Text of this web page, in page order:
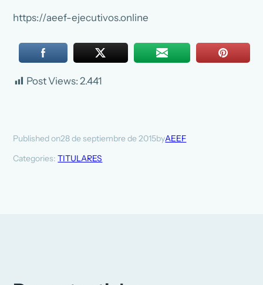
https://aeef-ejecutivos.online
Post Views: 2.441
Published on28 de septiembre de 2015byAEEF
Categories:TITULARES